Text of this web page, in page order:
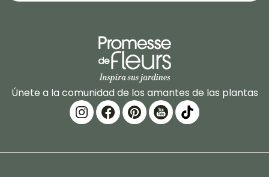
Únete a la comunidad de los amantes de las plantas